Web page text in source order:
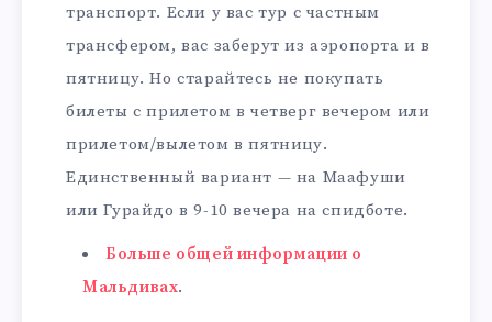
транспорт. Если у вас тур с частным
трансфером, вас заберут из аэропорта и в
пятницу. Но старайтесь не покупать
билеты с прилетом в четверг вечером или
прилетом/вылетом в пятницу.
Единственный вариант — на Маафуши
или Гурайдо в 9-10 вечера на спидботе.
Больше общей информации о
Мальдивах.